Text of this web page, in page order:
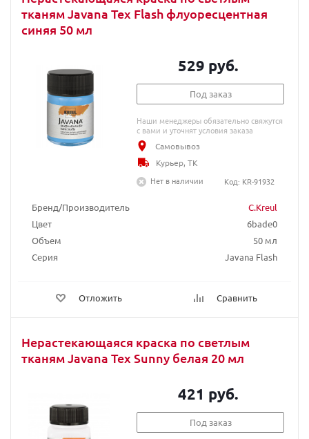
тканям Javana Tex Flash флуоресцентная
синяя 50 мл
Бренд/Производитель
C.Kreul
Цвет
6bade0
Объем
50 мл
Серия
Javana Flash
Отложить Сравнить
529 руб.
Под заказ
Наши менеджеры обязательно свяжутся
с вами и уточнят условия заказа
Самовывоз
Курьер, ТК
Нет в наличии
Код: KR-91932
Нерастекающаяся краска по светлым
тканям Javana Tex Sunny белая 20 мл
421 руб.
Под заказ